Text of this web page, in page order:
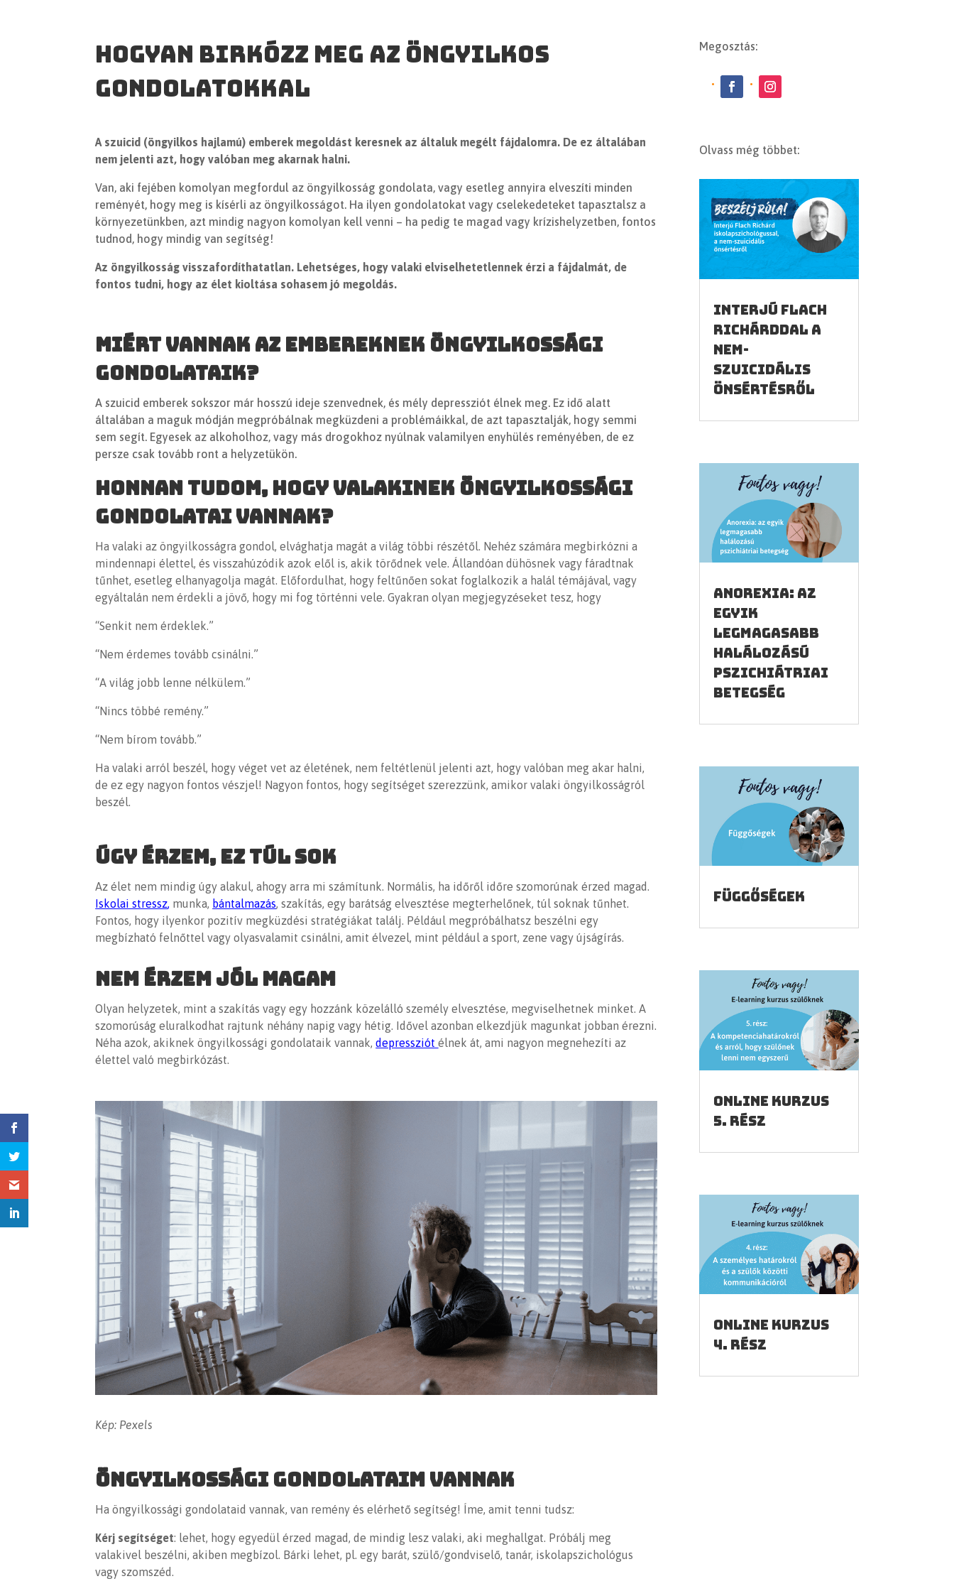
Hogyan birkózz meg az öngyilkos
gondolatokkal
A szuicid (öngyilkos hajlamú) emberek megoldást keresnek az általuk megélt fájdalomra. De ez általában
nem jelenti azt, hogyvalóban meg akarnak halni.
Van, aki fejében komolyan megfordul az öngyilkosság gondolata, vagy esetleg annyira elveszíti minden
reményét, hogy meg is kísérli az öngyilkosságot. Ha ilyen gondolatokat vagy cselekedeteket tapasztalsz a
környezetünkben, azt mindig nagyon komolyan kell venni – ha pedig te magad vagy krízishelyzetben, fontos
tudnod, hogy mindig van segítség!
Az öngyilkosság visszafordíthatatlan. Lehetséges, hogy valaki elviselhetetlennek érzi a fájdalmát, de
fontos tudni, hogy az élet kioltása sohasem jó megoldás.
Miért vannak az embereknek öngyilkossági
gondolataik?
A szuicid emberek sokszor már hosszú ideje szenvednek, és mély depressziót élnek meg. Ez idő alatt
általában a maguk módján megpróbálnak megküzdeni a problémáikkal, de azt tapasztalják, hogy semmi
sem segít. Egyesek az alkoholhoz, vagy más drogokhoz nyúlnak valamilyen enyhülés reményében, de ez
persze csak tovább ront a helyzetükön.
Honnan tudom, hogy valakinek öngyilkossági
gondolatai vannak?
Ha valaki az öngyilkosságra gondol, elvághatja magát a világ többi részétől. Nehéz számára megbirkózni a
mindennapi élettel, és visszahúzódik azok elől is, akik törődnek vele. Állandóan dühösnek vagy fáradtnak
tűnhet, esetleg elhanyagolja magát. Előfordulhat, hogy feltűnően sokat foglalkozik a halál témájával, vagy
egyáltalán nem érdekli a jövő, hogy mi fog történni vele. Gyakran olyan megjegyzéseket tesz, hogy
“Senkit nem érdeklek.”
“Nem érdemes tovább csinálni.”
“A világ jobb lenne nélkülem.”
“Nincs többé remény.”
“Nem bírom tovább.”
Ha valaki arról beszél, hogy véget vet az életének, nem feltétlenül jelenti azt, hogy valóban meg akar halni,
de ez egy nagyon fontos vészjel! Nagyon fontos, hogy segítséget szerezzünk, amikor valaki öngyilkosságról
beszél.
Úgy érzem, ez túl sok
Az élet nem mindig úgy alakul, ahogy arra mi számítunk. Normális, ha időről időre szomorúnak érzed magad.
Iskolai stressz, munka, bántalmazás, szakítás, egy barátság elvesztése megterhelőnek, túl soknak tűnhet.
Fontos, hogy ilyenkor pozitív megküzdési stratégiákat találj. Például megpróbálhatsz beszélni egy
megbízható felnőttel vagy olyasvalamit csinálni, amit élvezel, mint például a sport, zene vagy újságírás.
Nem érzem jól magam
Olyan helyzetek, mint a szakítás vagy egy hozzánk közelálló személy elvesztése, megviselhetnek minket. A
szomorúság eluralkodhat rajtunk néhány napig vagy hétig. Idővel azonban elkezdjük magunkat jobban érezni.
Néha azok, akiknek öngyilkossági gondolataik vannak,depressziótélnek át, ami nagyon megnehezíti az
élettel való megbirkózást.
Kép: Pexels
Öngyilkossági gondolataim vannak
Ha öngyilkossági gondolataid vannak, van remény és elérhető segítség! Íme, amit tenni tudsz:
Kérj segítséget: lehet, hogy egyedül érzed magad, de mindig lesz valaki, aki meghallgat. Próbálj meg
valakivel beszélni, akiben megbízol. Bárki lehet, pl. egy barát, szülő/gondviselő, tanár, iskolapszichológus
vagy szomszéd.
Megosztás:
Olvass még többet:
Interjú Flach
Richárddal a
nem-
szuicidális
önsértésről
Anorexia: az
egyik
legmagasabb
halálozású
pszichiátriai
betegség
Függőségek
Online kurzus
5. rész
Online kurzus
4. rész